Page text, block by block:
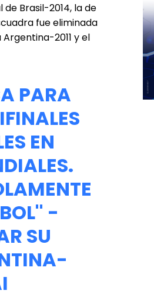
Brasil-2014, la de
fue eliminada
2011 y el
PARA
EN
-
SU